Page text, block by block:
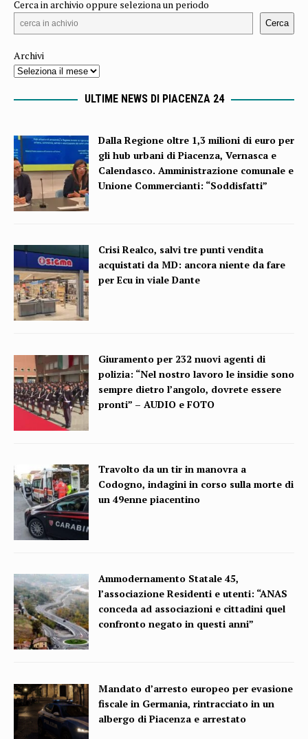
Cerca in archivio oppure seleziona un periodo
Cerca
Archivi
ULTIME NEWS DI PIACENZA 24
Dalla Regione oltre 1,3 milioni di euro per
gli hub urbani di Piacenza, Vernasca e
Calendasco. Amministrazione comunale e
Unione Commercianti: “Soddisfatti”
Crisi Realco, salvi tre punti vendita
acquistati da MD: ancora niente da fare
per Ecu in viale Dante
Giuramento per 232 nuovi agenti di
polizia: “Nel nostro lavoro le insidie sono
sempre dietro l’angolo, dovrete essere
pronti” – AUDIO e FOTO
Travolto da un tir in manovra a
Codogno, indagini in corso sulla morte di
un 49enne piacentino
Ammodernamento Statale 45,
l’associazione Residenti e utenti: “ANAS
conceda ad associazioni e cittadini quel
confronto negato in questi anni”
Mandato d’arresto europeo per evasione
fiscale in Germania, rintracciato in un
albergo di Piacenza e arrestato